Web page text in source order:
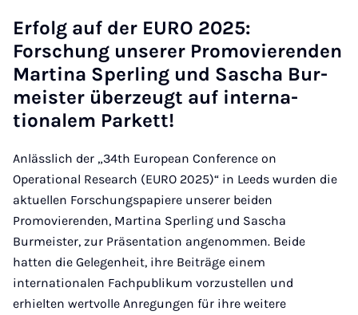
Er­folg auf der EURO 2025:
Forschung un­ser­er Pro­movi­er­enden
Mar­tina Sper­ling und Sascha Bur­
meister überzeugt auf in­ter­na­
tionalem Par­kett!
Anlässlich der „34th European Conference on
Operational Research (EURO 2025)“ in Leeds wurden die
aktuellen Forschungspapiere unserer beiden
Promovierenden, Martina Sperling und Sascha
Burmeister, zur Präsentation angenommen. Beide
hatten die Gelegenheit, ihre Beiträge einem
internationalen Fachpublikum vorzustellen und
erhielten wertvolle Anregungen für ihre weitere